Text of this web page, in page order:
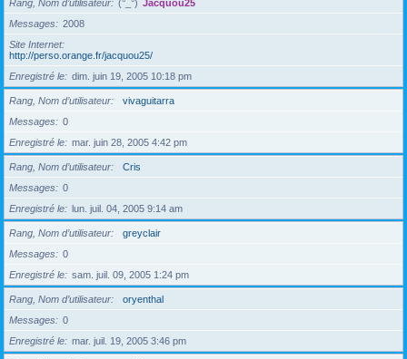
Rang, Nom d’utilisateur (°_°) Jacquou25
Messages
2008
Site Internet
http://perso.orange.fr/jacquou25/
Enregistré le
dim. juin 19, 2005 10:18 pm
Rang, Nom d’utilisateur
vivaguitarra
Messages
0
Enregistré le
mar. juin 28, 2005 4:42 pm
Rang, Nom d’utilisateur
Cris
Messages
0
Enregistré le
lun. juil. 04, 2005 9:14 am
Rang, Nom d’utilisateur
greyclair
Messages
0
Enregistré le
sam. juil. 09, 2005 1:24 pm
Rang, Nom d’utilisateur
oryenthal
Messages
0
Enregistré le
mar. juil. 19, 2005 3:46 pm